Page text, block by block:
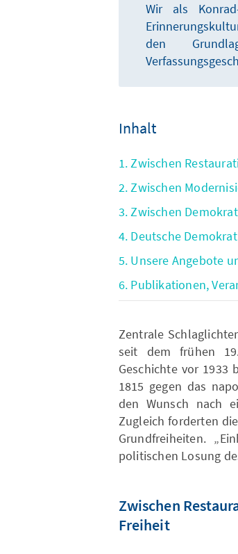
Wir als
den
Inhalt
1. Zwischen
2. Zwischen
3. Zwischen
4. Deutsche
5. Unsere Angebote
6. Publikationen,
Zentrale
seit dem frühen
Geschichte vor 1933
1815 gegen das
den Wunsch nach
Zugleich forderten
Grundfreiheiten.
politischen Losung
Zwischen
Freiheit